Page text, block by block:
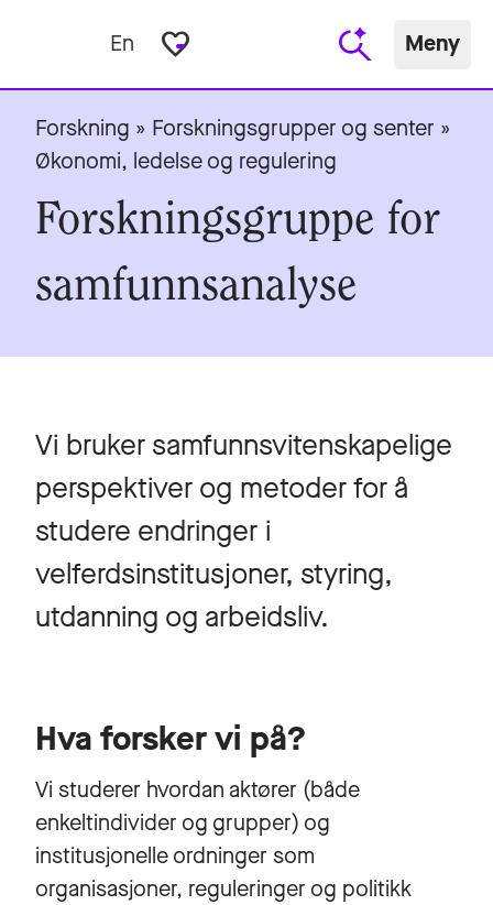
En favorite_border Meny
Forskning » Forskningsgrupper og senter »
Økonomi, ledelse og regulering
Forskningsgruppe for
samfunnsanalyse
Vi bruker samfunnsvitenskapelige
perspektiver og metoder for å
studere endringer i
velferdsinstitusjoner, styring,
utdanning og arbeidsliv.
Hva forsker vi på?
Vi studerer hvordan aktører (både
enkeltindivider og grupper) og
institusjonelle ordninger som
organisasjoner, reguleringer og politikk